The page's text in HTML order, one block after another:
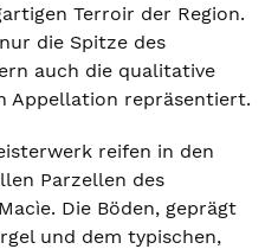
Terroir der Region.
die Spitze des
auch die qualitative
Appellation repräsentiert.
reifen in den
Parzellen des
Die Böden, geprägt
und dem typischen,